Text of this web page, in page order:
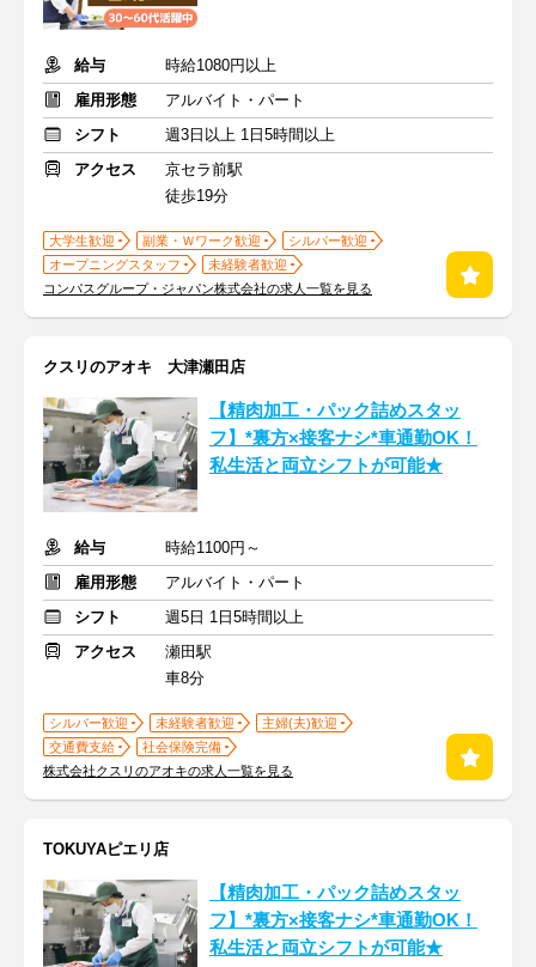
給与
時給1080円以上
雇用形態
アルバイト・パート
シフト
週3日以上 1日5時間以上
アクセス
京セラ前駅
徒歩19分
大学生歓迎 副業・Ｗワーク歓迎
シルバー歓迎
オープニングスタッフ
未経験者歓迎
コンパスグループ・ジャパン株式会社の求人一覧を見る
クスリのアオキ 大津瀬田店
【精肉加工・パック詰めスタッ
フ】*裏方×接客ナシ*車通勤OK！
私生活と両立シフトが可能★
給与
時給1100円～
雇用形態
アルバイト・パート
シフト
週5日 1日5時間以上
アクセス
瀬田駅
車8分
シルバー歓迎 未経験者歓迎
主婦(夫)歓迎
交通費支給
社会保険完備
株式会社クスリのアオキの求人一覧を見る
TOKUYAピエリ店
【精肉加工・パック詰めスタッ
フ】*裏方×接客ナシ*車通勤OK！
私生活と両立シフトが可能★